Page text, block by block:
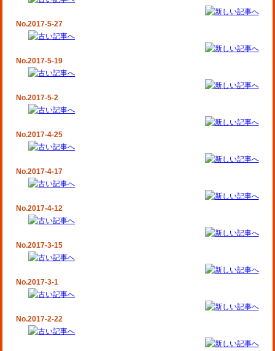
No.2017-5-27
No.2017-5-19
No.2017-5-2
No.2017-4-25
No.2017-4-17
No.2017-4-12
No.2017-3-15
No.2017-3-1
No.2017-2-22